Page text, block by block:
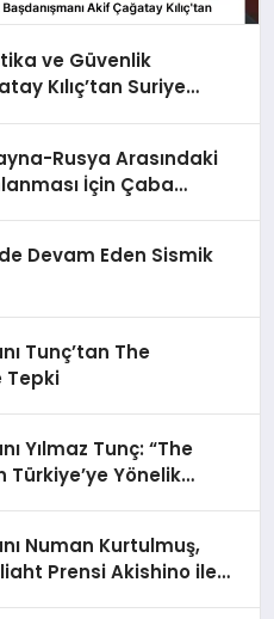
ve Güvenlik
Kılıç’tan Suriye
Rusya Arasındaki
İçin Çaba
Devam Eden Sismik
Tunç’tan The
Tepki
Yılmaz Tunç: “The
Türkiye’ye Yönelik
Numan Kurtulmuş,
Prensi Akishino ile